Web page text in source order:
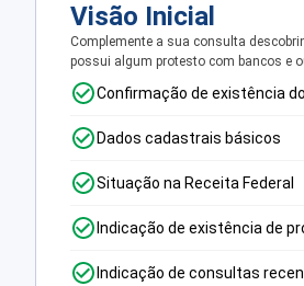
Visão Inicial
Complemente a sua consulta
possui algum protesto com bancos e
Confirmação de existência
Dados cadastrais básicos
Situação na Receita Federal
Indicação de existência de
Indicação de consultas